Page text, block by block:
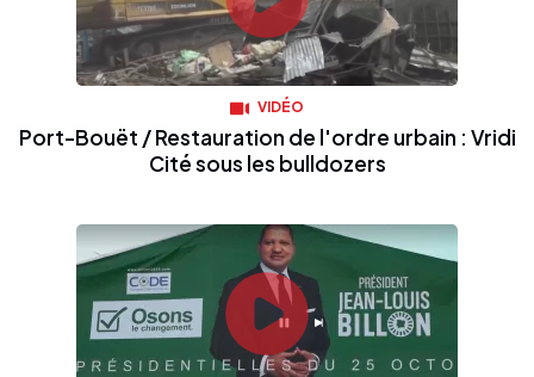
VIDÉO
Port-Bouët / Restauration de l'ordre urbain : Vridi
Cité sous les bulldozers